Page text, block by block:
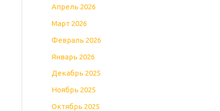
Апрель 2026
Март 2026
Февраль 2026
Январь 2026
Декабрь 2025
Ноябрь 2025
Октябрь 2025